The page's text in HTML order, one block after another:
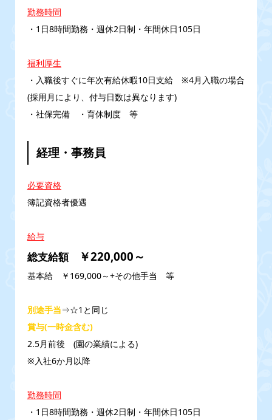
勤務時間
・1日8時間勤務・週休2日制・年間休日105日
福利厚生
・入職後すぐに年次有給休暇10日支給 ※4月入職の場合
(採用月により、付与日数は異なります)
・社保完備 ・育休制度 等
経理・事務員
必要資格
簿記資格者優遇
給与
総支給額 ￥220,000～
基本給 ￥169,000～+その他手当 等
別途手当⇒☆1と同じ
賞与(一時金含む)
2.5月前後 (園の業績による)
※入社6か月以降
勤務時間
・1日8時間勤務・週休2日制・年間休日105日